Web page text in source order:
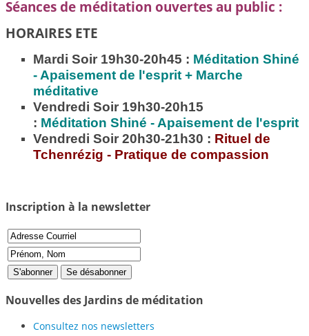
Séances de méditation ouvertes au public :
HORAIRES ETE
Mardi Soir 19h30-20h45 : Méditation Shiné
- Apaisement de l'esprit + Marche
méditative
Vendredi Soir 19h30-20h15
: Méditation Shiné - Apaisement de l'esprit
Vendredi Soir 20h30-21h30 : Rituel de
Tchenrézig - Pratique de compassion
Inscription à la newsletter
Nouvelles des Jardins de méditation
Consultez nos newsletters